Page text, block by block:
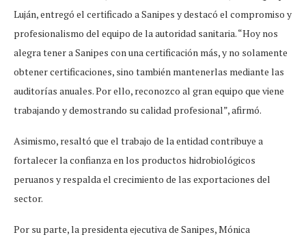
Luján, entregó el certificado a Sanipes y destacó el compromiso y
profesionalismo del equipo de la autoridad sanitaria. “Hoy nos
alegra tener a Sanipes con una certificación más, y no solamente
obtener certificaciones, sino también mantenerlas mediante las
auditorías anuales. Por ello, reconozco al gran equipo que viene
trabajando y demostrando su calidad profesional”, afirmó.
Asimismo, resaltó que el trabajo de la entidad contribuye a
fortalecer la confianza en los productos hidrobiológicos
peruanos y respalda el crecimiento de las exportaciones del
sector.
Por su parte, la presidenta ejecutiva de Sanipes, Mónica